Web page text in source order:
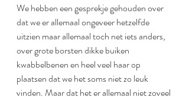
We hebben een gesprekje gehouden over
dat we er allemaal ongeveer hetzelfde
uitzien maar allemaal toch net iets anders,
over grote borsten dikke buiken
kwabbelbenen en heel veel haar op
plaatsen dat we het soms niet zo leuk
vinden. Maar dat het er allemaal niet zoveel